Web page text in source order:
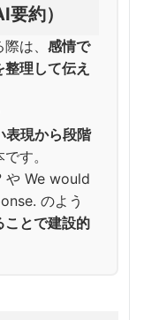
約）
は、 感情で
理して伝え
表現から段階
す。
や We would
のよう
ことで建設的